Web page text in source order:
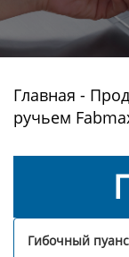
Главная -
ручьем
Гибочный